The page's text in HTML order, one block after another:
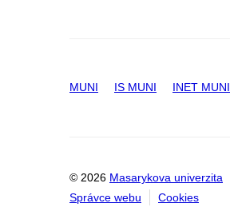
MUNI IS MUNI INET MUNI
© 2026 Masarykova univerzita
Správce webu
Cookies